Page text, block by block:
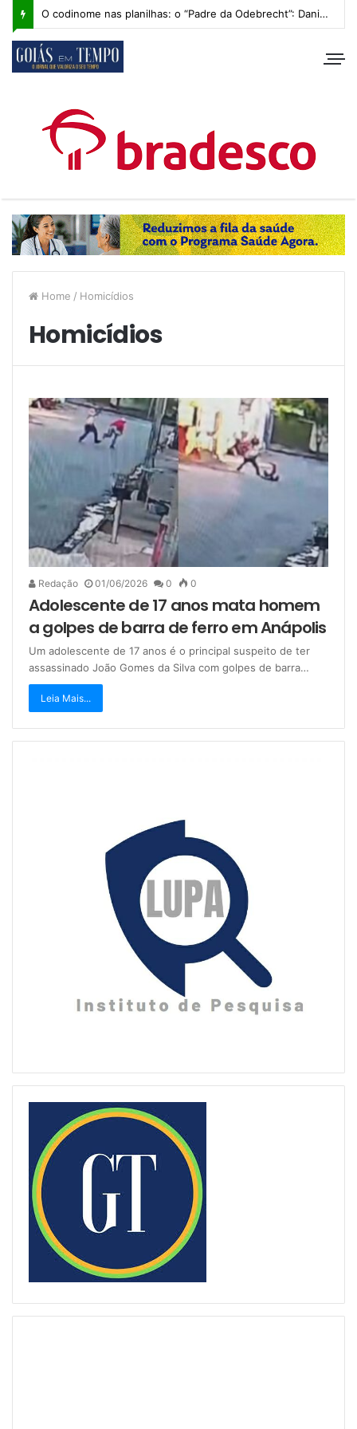
O codinome nas planilhas: o “Padre da Odebrecht”: Daniel Vilela e os bastidores de 2014
Home / Homicídios
Homicídios
Redação 01/06/2026 0 0
Adolescente de 17 anos mata homem
a golpes de barra de ferro em Anápolis
Um adolescente de 17 anos é o principal suspeito de ter
assassinado João Gomes da Silva com golpes de barra…
Leia Mais...